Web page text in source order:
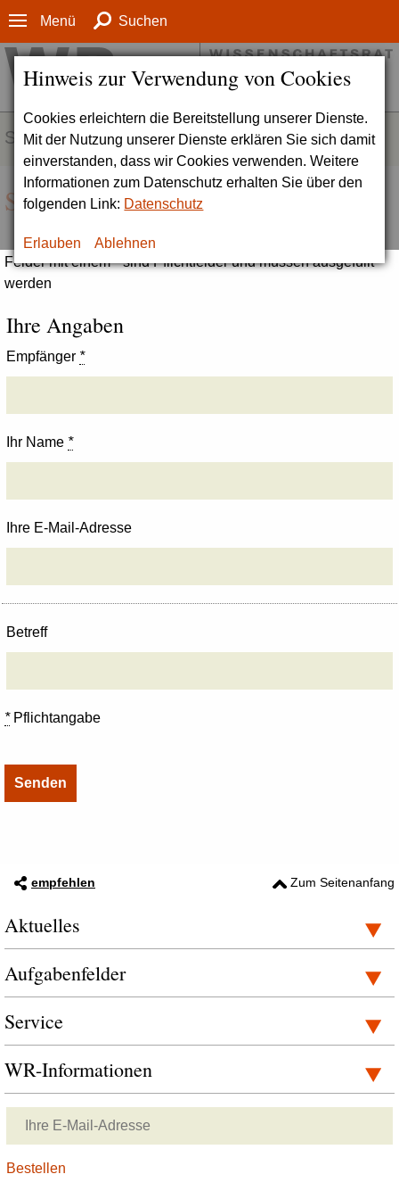
Hinweis zur Verwendung von Cookies
Cookies erleichtern die Bereitstellung unserer Dienste.
Mit der Nutzung unserer Dienste erklären Sie sich damit
einverstanden, dass wir Cookies verwenden. Weitere
Informationen zum Datenschutz erhalten Sie über den
folgenden Link: Datenschutz
Erlauben Ablehnen
Menü Suchen
SERVICE
Seite empfehlen
Felder mit einem * sind Pflichtfelder und müssen ausgefüllt
werden
Ihre Angaben
Empfänger *
Ihr Name *
Ihre E-Mail-Adresse
Betreff
*Pflichtangabe
empfehlen Zum Seitenanfang
Aktuelles
Aufgabenfelder
Service
WR-Informationen